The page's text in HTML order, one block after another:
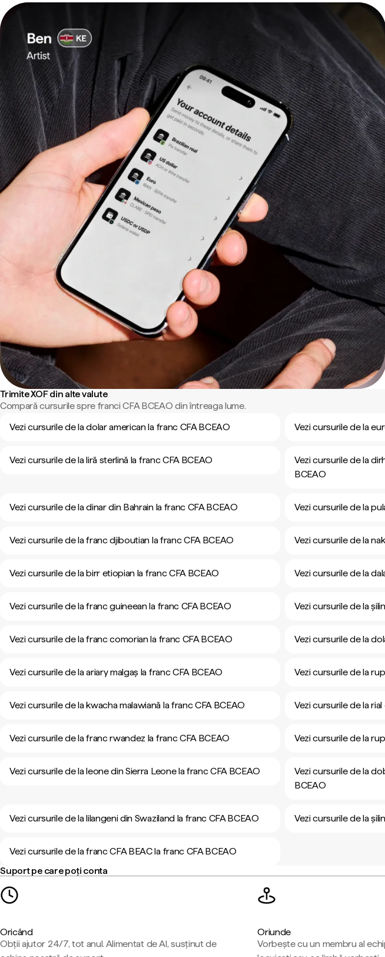
Trimite XOF din alte valute
Compară cursurile spre franci CFA BCEAO din întreaga lume.
Vezi cursurile de la dolar american la franc CFA BCEAO
Vezi cursurile de la
Vezi cursurile de la liră sterlină la franc CFA BCEAO
Vezi cursurile de la
BCEAO
Vezi cursurile de la dinar din Bahrain la franc CFA BCEAO Vezi cursurile de la
Vezi cursurile de la franc djiboutian la franc CFA BCEAO Vezi cursurile de la
Vezi cursurile de la birr etiopian la franc CFA BCEAO Vezi cursurile de la
Vezi cursurile de la franc guineean la franc CFA BCEAO Vezi cursurile de la
Vezi cursurile de la franc comorian la franc CFA BCEAO Vezi cursurile de la
Vezi cursurile de la ariary malgaș la franc CFA BCEAO Vezi cursurile de la
Vezi cursurile de la kwacha malawiană la franc CFA BCEAO Vezi cursurile de la
Vezi cursurile de la franc rwandez la franc CFA BCEAO Vezi cursurile de la
Vezi cursurile de la leone din Sierra Leone la franc CFA BCEAO
Vezi cursurile de la
BCEAO
Vezi cursurile de la lilangeni din Swaziland la franc CFA BCEAO Vezi cursurile de la
Vezi cursurile de la franc CFA BEAC la franc CFA BCEAO
Suport pe care poți conta
Oricând
Obții ajutor 24/7, tot anul. Alimentat de AI, susținut de
Oriunde
Vorbește cu un membru al